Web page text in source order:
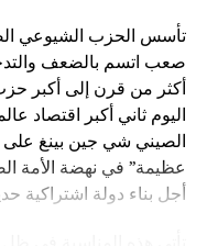
صعب اتسم بالضعف
أكثر من قرن إلى أكبر
اليوم ثاني أكبر اقتصاد
الصيني شي جين بينغ على
عظيمة” في نهضة الأمة
أجل بناء دولة اشتراكية